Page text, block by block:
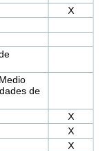
X
de
X
X
X